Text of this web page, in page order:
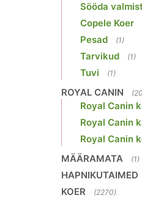
Sööda
Copele Koer
Pesad (1)
Tarvikud (1)
Tuvi (1)
ROYAL CANIN
Royal Canin
Royal Canin
Royal Canin
MÄÄRAMATA (1)
HAPNIKUTAIMED
KOER (2270)